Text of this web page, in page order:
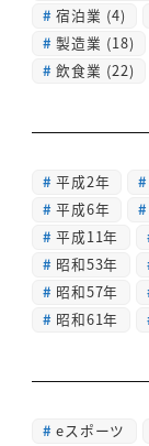
宿泊業 (4)
製造業 (18)
飲食業 (22)
平成2年
平成6年
平成11年
昭和53年
昭和57年
昭和61年
eスポーツ